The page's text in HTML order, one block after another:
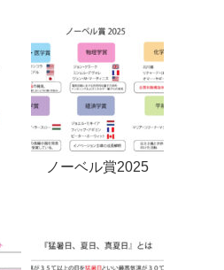
ノーベル賞2025